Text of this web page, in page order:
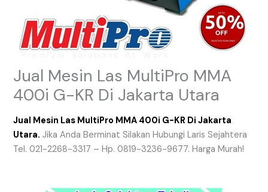
Jual Mesin Las MultiPro MMA
400i G-KR Di Jakarta Utara
Jual Mesin Las MultiPro MMA 400i G-KR Di Jakarta
Utara. Jika Anda Berminat Silakan Hubungi Laris Sejahtera
Tel. 021-2268-3317 – Hp. 0819-3236-9677. Harga Murah!